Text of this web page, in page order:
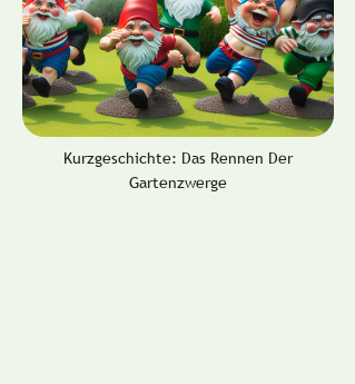
Kurzgeschichte: Das Rennen Der
Gartenzwerge